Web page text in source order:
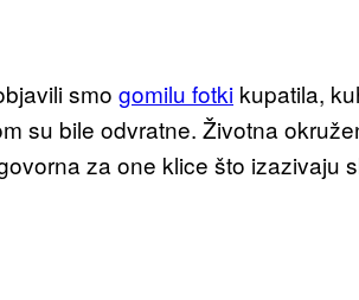
smo gomilu fotki kupatila,
su bile odvratne. Životna
za one klice što izazivaju